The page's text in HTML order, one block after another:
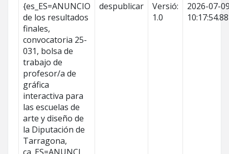
{es_ES=ANUNCIO
de los resultados
finales,
convocatoria 25-
031, bolsa de
trabajo de
profesor/a de
gráfica
interactiva para
las escuelas de
arte y diseño de
la Diputación de
Tarragona,
despublicar
Versió:
1.0
2026-07-